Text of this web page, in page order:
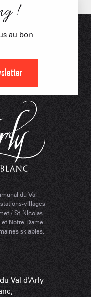
du Val
villages
/ St-Nicolas-
et Notre-Dame-
skiables.
!
au bon
Val d'Arly